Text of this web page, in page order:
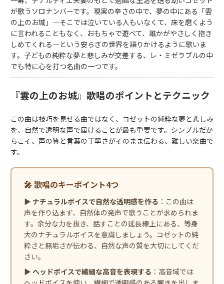
が歌うソロナンバーです。現実の辛さの中で、夢の中にある「雲
の上のお城」—そこでは泣いている人もいなくて、床を磨くよう
に言われることもなく、おもちゃで遊べて、誰かがやさしく抱き
しめてくれる—という安らぎの世界を語りかけるように歌いま
す。子どもの純粋な夢と悲しみが交差する、レ・ミゼラブルの中
でも特に心を打つ名曲の一つです。
『雲の上のお城』歌唱のポイントとテクニック
この曲は技巧を見せる曲ではなく、コゼットの純粋な夢と悲しみ
を、自然で透明な声で届けることが最も重要です。シンプルだか
らこそ、声の質と言葉の丁寧さがそのまま伝わる、難しい楽曲で
す。
🎤 歌唱のキーポイント4つ
▶ ナチュラルボイスで自然な透明感を作る ：この曲は
声を作り込まず、自然体の発声で歌うことが求められま
す。余分な力を抜き、話すことの延長線上にある、等身
大のナチュラルボイスを意識しましょう。コゼットの純
粋さと無垢さが伝わる、自然な声の質を大切にしてくだ
さい。
▶ ヘッドボイスで繊細な高音を表現する ：高音域では